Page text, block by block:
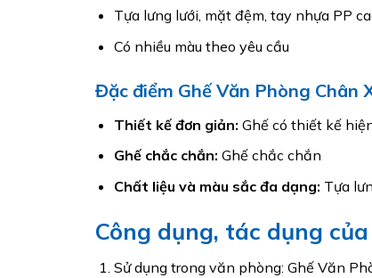
Tựa lưng lưới, mặt đệm, tay nhựa PP
Có nhiều màu theo yêu cầu
Đặc điểm Ghế Văn Phòng Chân
Thiết kế đơn giản: Ghế có thiết kế
Ghế chắc chắn: Ghế chắc chắn
Chất liệu và màu sắc đa dạng: Tựa
Công dụng, tác dụng
Sử dụng trong văn phòng: Ghế Văn